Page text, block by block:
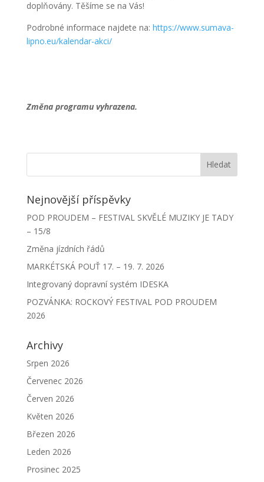
doplňovány. Těšíme se na Vás!
Podrobné informace najdete na: https://www.sumava-
lipno.eu/kalendar-akci/
Změna programu vyhrazena.
Nejnovější příspěvky
POD PROUDEM – FESTIVAL SKVĚLÉ MUZIKY JE TADY
– 15/8
Změna jízdních řádů
MARKÉTSKÁ POUŤ 17. – 19. 7. 2026
Integrovaný dopravní systém IDESKA
POZVÁNKA: ROCKOVÝ FESTIVAL POD PROUDEM
2026
Archivy
Srpen 2026
Červenec 2026
Červen 2026
Květen 2026
Březen 2026
Leden 2026
Prosinec 2025